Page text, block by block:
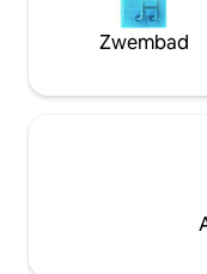
Zwembad